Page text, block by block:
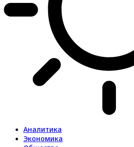
Аналитика
Экономика